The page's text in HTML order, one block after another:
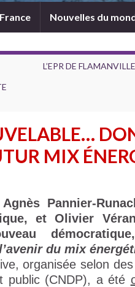
Nouvelles du
L’EPR DE
MIX
Pannier-
et Olivier
du mix
organisée selon
public (CNDP), a été